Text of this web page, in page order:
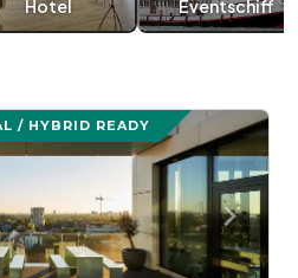
Hotel Eventschiff
/ HYBRID READY